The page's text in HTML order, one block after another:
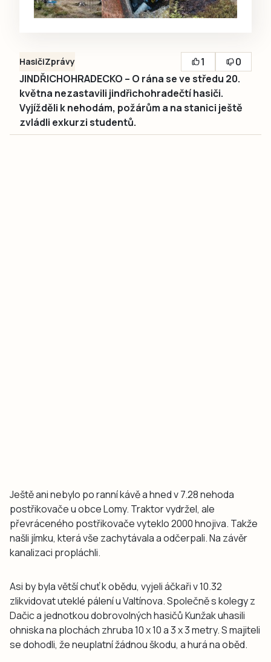
HasičiZprávy 1
0
JINDŘICHOHRADECKO – O rána se ve středu 20.
května nezastavili jindřichohradečtí hasiči.
Vyjížděli k nehodám, požárům a na stanici ještě
zvládli exkurzi studentů.
Ještě ani nebylo po ranní kávě a hned v 7.28 nehoda
postřikovače u obce Lomy. Traktor vydržel, ale
převráceného postřikovače vyteklo 2000 hnojiva. Takže
našli jímku, která vše zachytávala a odčerpali. Na závěr
kanalizaci propláchli.
Asi by byla větší chuť k obědu, vyjeli áčkaři v 10.32
zlikvidovat uteklé pálení u Valtínova. Společně s kolegy z
Dačic a jednotkou dobrovolných hasičů Kunžak uhasili
ohniska na plochách zhruba 10 x 10 a 3 x 3 metry. S majiteli
se dohodli, že neuplatní žádnou škodu, a hurá na oběd.